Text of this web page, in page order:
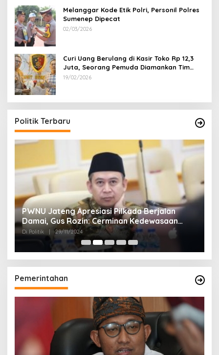
Melanggar Kode Etik Polri, Personil Polres
Sumenep Dipecat
02/03/2026
Curi Uang Berulang di Kasir Toko Rp 12,3
Juta, Seorang Pemuda Diamankan Tim
Reskrim Polsek Lenteng Sumenep
19/02/2026
Politik Terbaru
PWNU Jateng Apresiasi Pilkada Berjalan
Damai, Gus Rozin: Cerminan Kedewasaan
Politik Masyarakat
Di Politik 29/11/2024
Pemerintahan